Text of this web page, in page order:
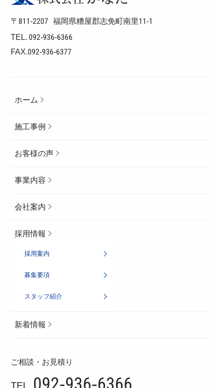
〒811-2207
福岡県糟屋郡志免町南里11-1
TEL. 092-936-6366
FAX.092-936-6377
ホーム
施工事例
お客様の声
事業内容
会社案内
採用情報
採用案内
募集要項
スタッフ紹介
新着情報
ご相談・お見積り
TEL. 092-936-6366